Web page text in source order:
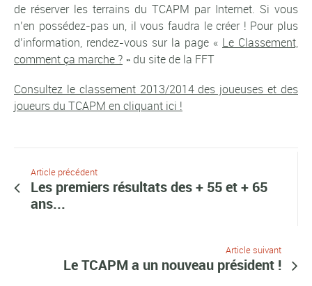
de réserver les terrains du TCAPM par Internet. Si vous
n’en possédez-pas un, il vous faudra le créer ! Pour plus
d’information, rendez-vous sur la page « Le Classement,
comment ça marche ? » du site de la FFT
Consultez le classement 2013/2014 des joueuses et des
joueurs du TCAPM en cliquant ici !
Article précédent
Les premiers résultats des + 55 et + 65
ans...
Article suivant
Le TCAPM a un nouveau président !